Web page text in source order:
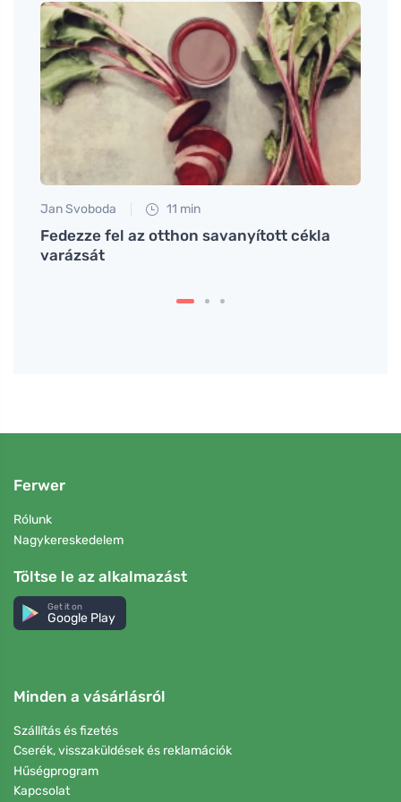
Jan Svoboda 11 min
Fedezze fel az otthon savanyított cékla
varázsát
Ferwer
Rólunk
Nagykereskedelem
Töltse le az alkalmazást
Get it on
Google Play
Minden a vásárlásról
Szállítás és fizetés
Cserék, visszaküldések és reklamációk
Hűségprogram
Kapcsolat